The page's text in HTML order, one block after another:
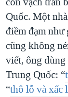
Quốc. Một
điềm đạm
cũng không
viết, ông dùng
Trung Quốc: “
“thô lỗ và xấc